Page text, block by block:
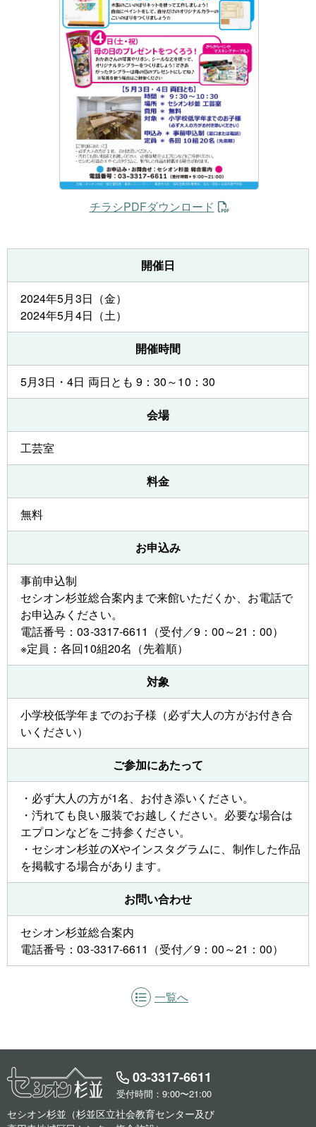
チラシPDFダウンロード
開催日
2024年5月3日（金）
2024年5月4日（土）
開催時間
5月3日・4日 両日とも 9：30～10：30
会場
工芸室
料金
無料
お申込み
事前申込制
セシオン杉並総合案内まで来館いただくか、お電話で
お申込みください。
電話番号：03-3317-6611（受付／9：00～21：00）
※定員：各回10組20名（先着順）
対象
小学校低学年までのお子様（必ず大人の方がお付き合
いください）
ご参加にあたって
・必ず大人の方が1名、お付き添いください。
・汚れても良い服装でお越しください。必要な場合は
エプロンなどをご持参ください。
・セシオン杉並のXやインスタグラムに、制作した作品
を掲載する場合があります。
お問い合わせ
セシオン杉並総合案内
電話番号：03-3317-6611（受付／9：00～21：00）
一覧へ
03-3317-6611
受付時間：9:00〜21:00
セシオン杉並（杉並区立社会教育センター及び